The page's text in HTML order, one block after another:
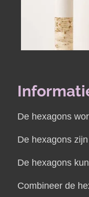
De hexagons
De hexagons
De hexagons
Combineer de